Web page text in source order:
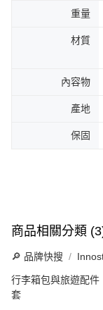
重量
材質
內容物
產地
保固
商品相關分類
🔎 品牌快搜
行李箱包與旅遊配件
套